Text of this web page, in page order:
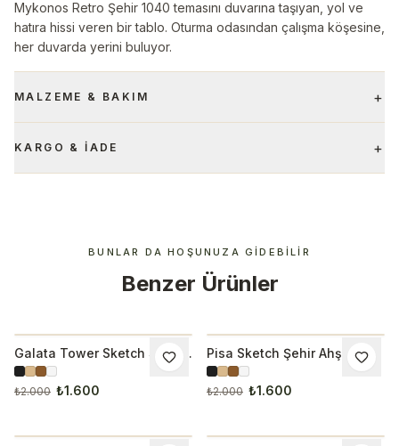
Mykonos Retro Şehir 1040 temasını duvarına taşıyan, yol ve
hatıra hissi veren bir tablo. Oturma odasından çalışma köşesine,
her duvarda yerini buluyor.
MALZEME & BAKIM +
KARGO & İADE +
BUNLAR DA HOŞUNUZA GIDEBILIR
Benzer Ürünler
İNDIRIM
Galata Tower Sketch Şehir
Ahşap Çerçeveli Tablo 1038
₺2.000 ₺1.600
İNDIRIM
Pisa Sketch Şehir Ahşap
Çerçeveli Tablo
₺2.000 ₺1.600